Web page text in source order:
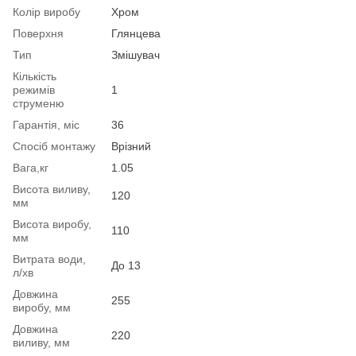
Колір виробу
Хром
Поверхня
Глянцева
Тип
Змішувач
Кількість
режимів
струменю
1
Гарантія, міс
36
Спосіб монтажу
Врізний
Вага,кг
1.05
Висота виливу,
мм
120
Висота виробу,
мм
110
Витрата води,
л/хв
До 13
Довжина
виробу, мм
255
Довжина
виливу, мм
220